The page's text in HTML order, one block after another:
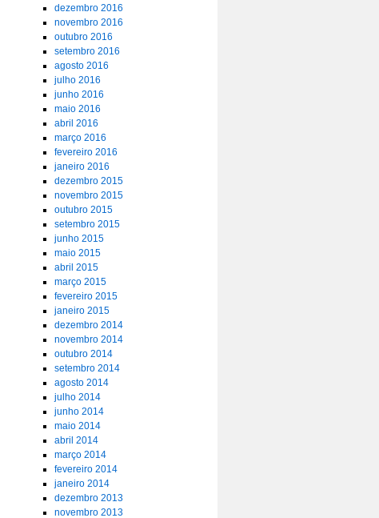
dezembro 2016
novembro 2016
outubro 2016
setembro 2016
agosto 2016
julho 2016
junho 2016
maio 2016
abril 2016
março 2016
fevereiro 2016
janeiro 2016
dezembro 2015
novembro 2015
outubro 2015
setembro 2015
junho 2015
maio 2015
abril 2015
março 2015
fevereiro 2015
janeiro 2015
dezembro 2014
novembro 2014
outubro 2014
setembro 2014
agosto 2014
julho 2014
junho 2014
maio 2014
abril 2014
março 2014
fevereiro 2014
janeiro 2014
dezembro 2013
novembro 2013